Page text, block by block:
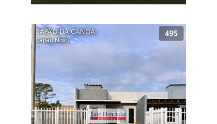
CAPÃO DA CANOA
Capão Novo
495